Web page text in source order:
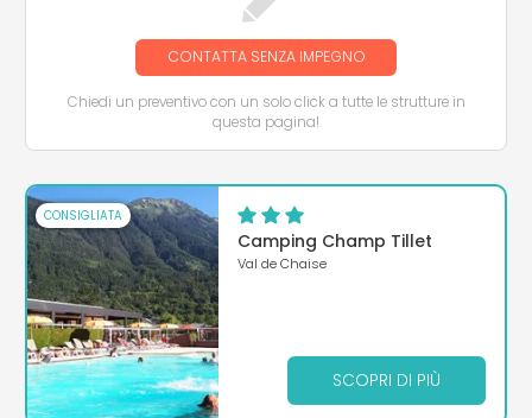
CONTATTA SENZA IMPEGNO
Chiedi un preventivo con un solo click a tutte le strutture in
questa pagina!
CONSIGLIATA
Camping Champ Tillet
Val de Chaise
SCOPRI DI PIÙ